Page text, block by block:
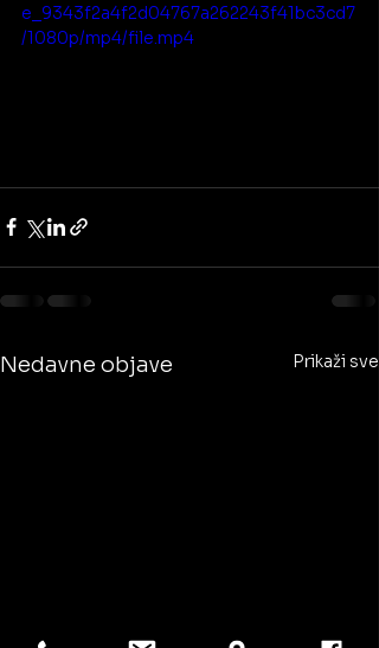
e_9343f2a4f2d04767a262243f41bc3cd7
/1080p/mp4/file.mp4
Nedavne objave Prikaži sve